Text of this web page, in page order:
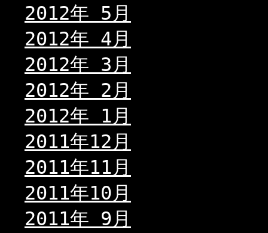
2012年 5月
2012年 4月
2012年 3月
2012年 2月
2012年 1月
2011年12月
2011年11月
2011年10月
2011年 9月